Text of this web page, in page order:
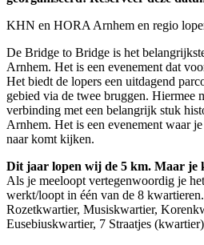
KHN en HORA Arnhem en regio
De Bridge to Bridge is het
Arnhem. Het is een evenement dat
Het biedt de lopers een uitdagend
gebied via de twee bruggen. Hiermee
verbinding met een belangrijk stuk
Arnhem. Het is een evenement waar
naar komt kijken.
Dit jaar lopen wij de 5 km. Maar je
Als je meeloopt vertegenwoordig je
werkt/loopt in één van de 8
Rozetkwartier, Musiskwartier,
Eusebiuskwartier, 7 Straatjes